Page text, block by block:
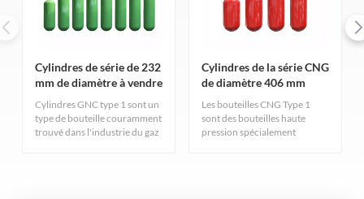
Cylindres de série de 232
mm de diamètre à vendre
Cylindres GNC type 1 sont un
type de bouteille couramment
trouvé dans l'industrie du gaz
Cylindres de la série CNG
de diamètre 406 mm
Les bouteilles CNG Type 1
sont des bouteilles haute
pression spécialement